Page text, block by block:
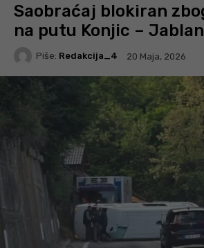
Saobraćaj blokiran
na putu Konjic –
Piše: Redakcija_4 20 Maja, 2026